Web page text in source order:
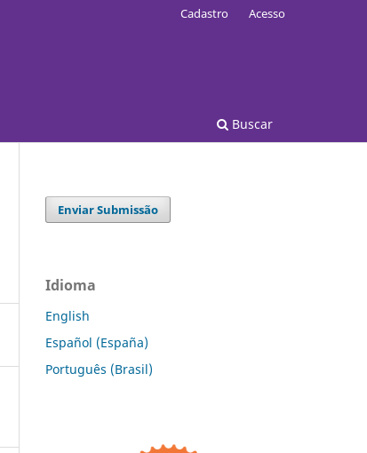
Buscar
Cadastro Acesso
Enviar Submissão
Idioma
English
Español (España)
Português (Brasil)